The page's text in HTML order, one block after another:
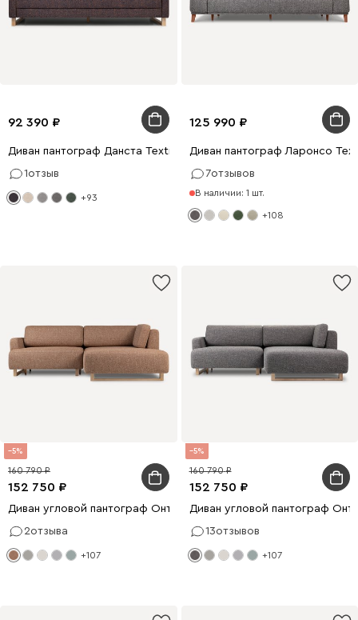
92 390
Диван пантограф Данста Textile Night
1отзыв
+93
125 990
Диван пантограф Ларонсо
7отзывов
В наличии: 1 шт.
+108
5
152 750
160 790
Диван угловой пантограф Онте Textile Honey
2отзыва
+107
5
152 750
160 790
Диван угловой пантограф
13отзывов
+107